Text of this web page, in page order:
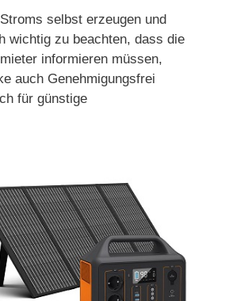
selbst erzeugen und
wichtig zu beachten, dass die
informieren müssen,
auch Genehmigungsfrei
für günstige